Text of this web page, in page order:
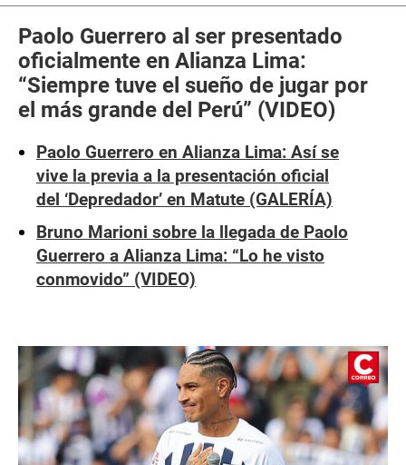
Paolo Guerrero al ser presentado
oficialmente en Alianza Lima:
“Siempre tuve el sueño de jugar por
el más grande del Perú” (VIDEO)
Paolo Guerrero en Alianza Lima: Así se
vive la previa a la presentación oficial
del ‘Depredador’ en Matute (GALERÍA)
Bruno Marioni sobre la llegada de Paolo
Guerrero a Alianza Lima: “Lo he visto
conmovido” (VIDEO)